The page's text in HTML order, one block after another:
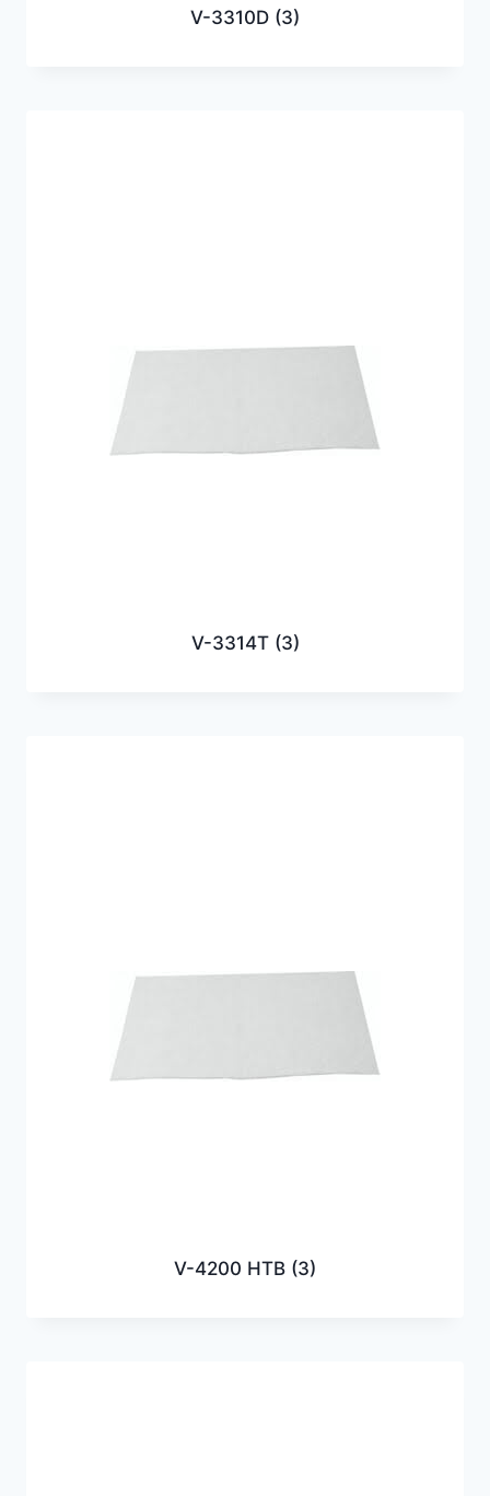
V-3310D (3)
V-3314T (3)
V-4200 HTB (3)